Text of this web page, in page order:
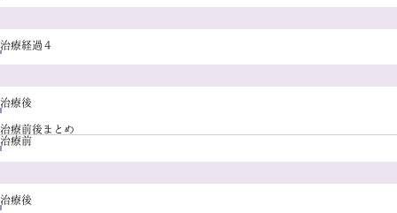
治療経過４
治療後
治療前後まとめ
治療前
治療後